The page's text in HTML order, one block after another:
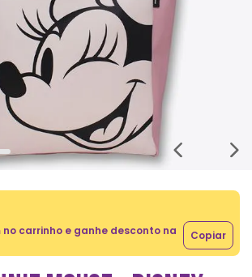
carrinho e ganhe desconto na
Copiar